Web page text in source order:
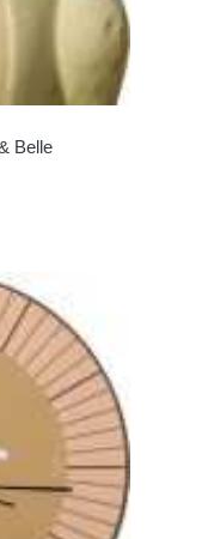
Belle